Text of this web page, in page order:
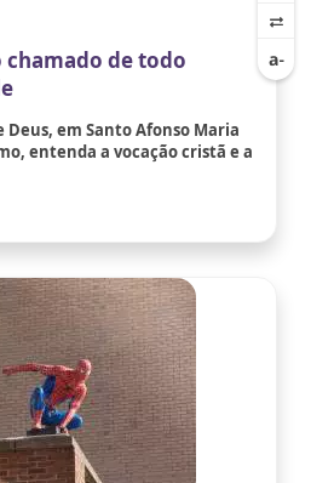
chamado de todo
Deus, em Santo Afonso Maria
entenda a vocação cristã e a